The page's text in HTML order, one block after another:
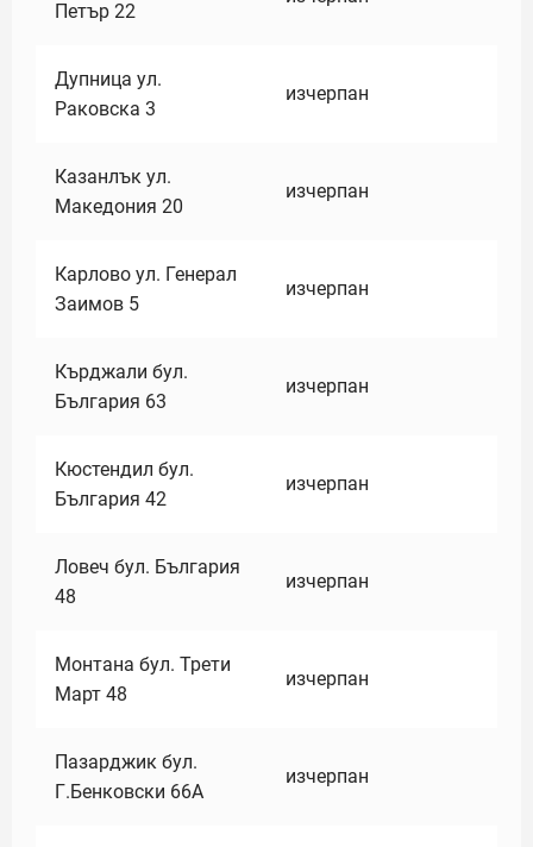
Петър 22
Дупница ул.
Раковска 3
изчерпан
Казанлък ул.
Македония 20
изчерпан
Карлово ул. Генерал
Заимов 5
изчерпан
Кърджали бул.
България 63
изчерпан
Кюстендил бул.
България 42
изчерпан
Ловеч бул. България
48
изчерпан
Монтана бул. Трети
Март 48
изчерпан
Пазарджик бул.
Г.Бенковски 66А
изчерпан